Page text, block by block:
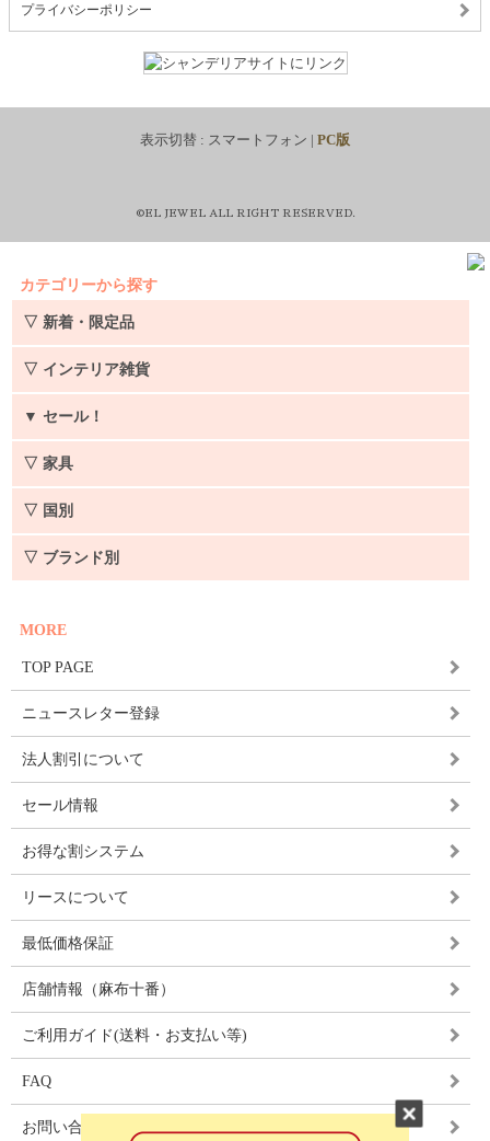
プライバシーポリシー
表示切替 : スマートフォン | PC版
©EL JEWEL ALL RIGHT RESERVED.
カテゴリーから探す
▽ 新着・限定品
▽ インテリア雑貨
▼ セール！
▽ 家具
▽ 国別
▽ ブランド別
MORE
TOP PAGE
ニュースレター登録
法人割引について
セール情報
お得な割システム
リースについて
最低価格保証
店舗情報（麻布十番）
ご利用ガイド(送料・お支払い等)
FAQ
お問い合わせ